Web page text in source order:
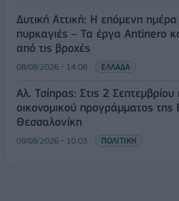
Δυτική Αττική: Η επόμενη ημέρα
πυρκαγιές – Τα έργα Antinero
από τις βροχές
08/08/2026 - 14:08 ΕΛΛΑΔΑ
Αλ. Τσίπρας: Στις 2
οικονομικού προγράμματος της
Θεσσαλονίκη
09/08/2026 - 10:03 ΠΟΛΙΤΙΚΗ